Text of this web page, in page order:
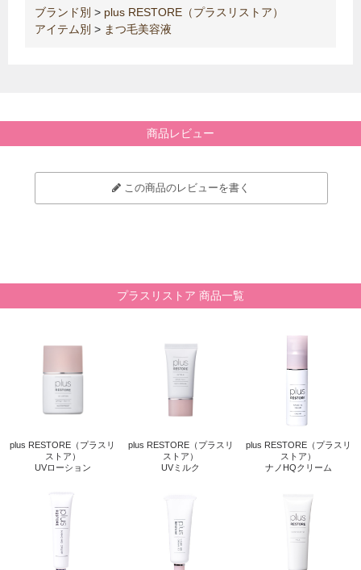
ブランド別 > plus RESTORE（プラスリストア）
アイテム別 > まつ毛美容液
商品レビュー
この商品のレビューを書く
プラスリストア 商品一覧
plus RESTORE（プラスリ
ストア）
UVローション
plus RESTORE（プラスリ
ストア）
UVミルク
plus RESTORE（プラスリ
ストア）
ナノHQクリーム